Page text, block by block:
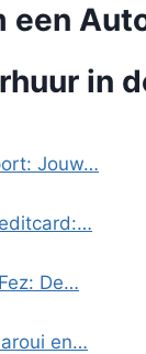
een
in
Jouw…
De…
en…